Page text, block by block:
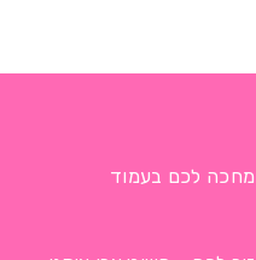
לכם בעמוד